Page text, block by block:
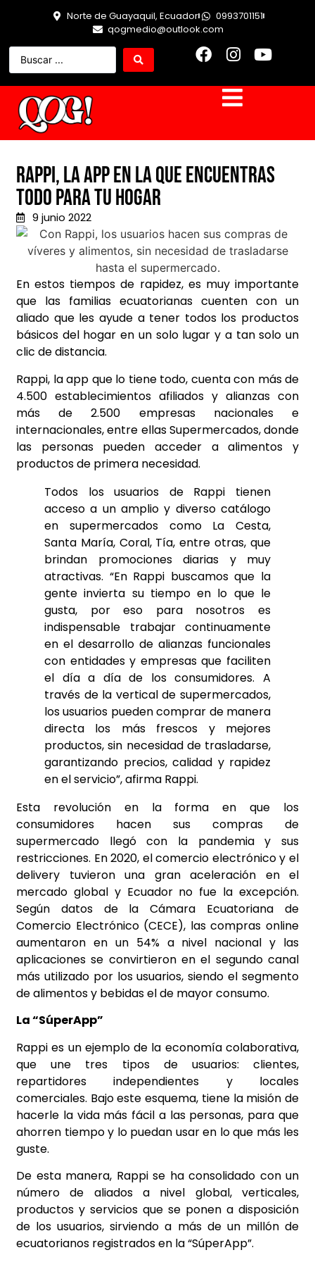
Norte de Guayaquil, Ecuador
0993701151
qogmedio@outlook.com
Rappi, la app en la que encuentras
todo para tu hogar
9 junio 2022
En estos tiempos de rapidez, es muy importante
que las familias ecuatorianas cuenten con un
aliado que les ayude a tener todos los productos
básicos del hogar en un solo lugar y a tan solo un
clic de distancia.
Rappi, la app que lo tiene todo, cuenta con más de
4.500 establecimientos afiliados y alianzas con
más de 2.500 empresas nacionales e
internacionales, entre ellas Supermercados, donde
las personas pueden acceder a alimentos y
productos de primera necesidad.
Todos los usuarios de Rappi tienen
acceso a un amplio y diverso catálogo
en supermercados como La Cesta,
Santa María, Coral, Tía, entre otras, que
brindan promociones diarias y muy
atractivas. “En Rappi buscamos que la
gente invierta su tiempo en lo que le
gusta, por eso para nosotros es
indispensable trabajar continuamente
en el desarrollo de alianzas funcionales
con entidades y empresas que faciliten
el día a día de los consumidores. A
través de la vertical de supermercados,
los usuarios pueden comprar de manera
directa los más frescos y mejores
productos, sin necesidad de trasladarse,
garantizando precios, calidad y rapidez
en el servicio”, afirma Rappi.
Esta revolución en la forma en que los
consumidores hacen sus compras de
supermercado llegó con la pandemia y sus
restricciones. En 2020, el comercio electrónico y el
delivery tuvieron una gran aceleración en el
mercado global y Ecuador no fue la excepción.
Según datos de la Cámara Ecuatoriana de
Comercio Electrónico (CECE), las compras online
aumentaron en un 54% a nivel nacional y las
aplicaciones se convirtieron en el segundo canal
más utilizado por los usuarios, siendo el segmento
de alimentos y bebidas el de mayor consumo.
La “SúperApp”
Rappi es un ejemplo de la economía colaborativa,
que une tres tipos de usuarios: clientes,
repartidores independientes y locales
comerciales. Bajo este esquema, tiene la misión de
hacerle la vida más fácil a las personas, para que
ahorren tiempo y lo puedan usar en lo que más les
guste.
De esta manera, Rappi se ha consolidado con un
número de aliados a nivel global, verticales,
productos y servicios que se ponen a disposición
de los usuarios, sirviendo a más de un millón de
ecuatorianos registrados en la “SúperApp”.